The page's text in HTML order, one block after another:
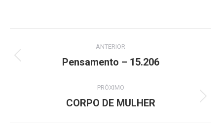
de
ANTERIOR
Post
Pensamento – 15.206
PRÓXIMO
Próximo
CORPO DE MULHER